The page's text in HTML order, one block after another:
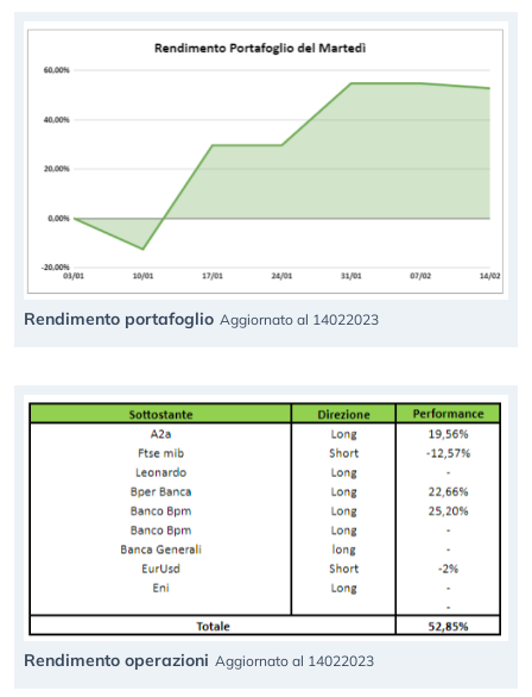
Rendimento portafoglio Aggiornato al 14022023
Rendimento operazioni Aggiornato al 14022023